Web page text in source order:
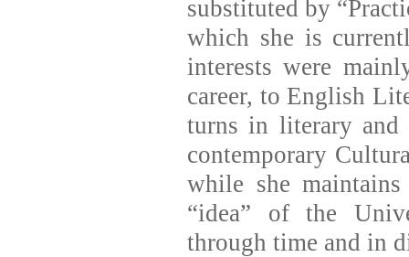
substituted by
which she is
interests were
career, to English
turns in literary and
contemporary
while she
“idea” of the
through time and in